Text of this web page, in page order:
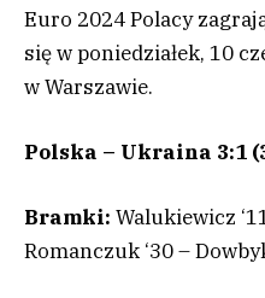
Euro 2024 Polacy
się w poniedziałek, 10
w Warszawie.
Polska – Ukraina 3:1
Bramki: Walukiewicz
Romanczuk ‘30 –